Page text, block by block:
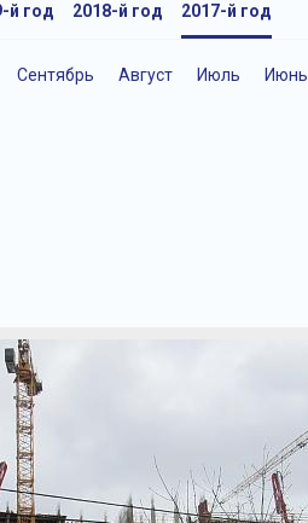
й год 2018-й год 2017-й год
Сентябрь Август Июль Июнь